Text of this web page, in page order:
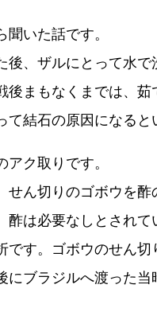
いた話です。
後、ザルにとって水
後まもなくまでは、
結石の原因になると
ク取りです。
せん切りのゴボウを
は必要なしとされて
です。ゴボウのせん
にブラジルへ渡った